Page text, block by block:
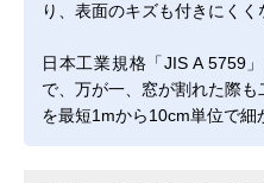
り、表面のキズも付きにくく
日本工業規格「JIS A 5759
で、万が一、窓が割れた際
を最短1mから10cm単位で細